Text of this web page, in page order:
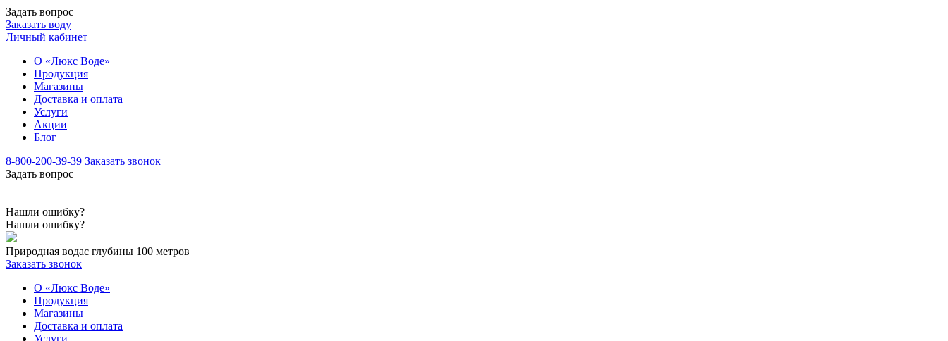
Задать вопрос
Заказать воду
Личный кабинет
О «Люкс Воде»
Продукция
Магазины
Доставка и оплата
Услуги
Акции
Блог
8-800-200-39-39 Заказать звонок
Задать вопрос
Нашли ошибку?
Нашли ошибку?
Природная водас глубины 100 метров
Заказать звонок
О «Люкс Воде»
Продукция
Магазины
Доставка и оплата
Услуги